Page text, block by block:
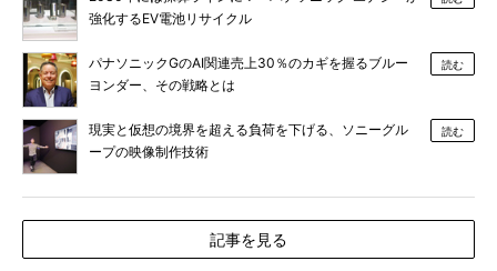
強化するEV電池リサイクル
パナソニックGのAI関連売上30％のカギを握るブルー
ヨンダー、その戦略とは
読む
現実と仮想の境界を超える負荷を下げる、ソニーグル
ープの映像制作技術
読む
記事を見る